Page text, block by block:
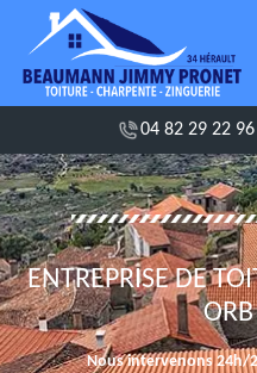
04 82 29 22 96
ENTREPRISE DE
Nous intervenons 24h/